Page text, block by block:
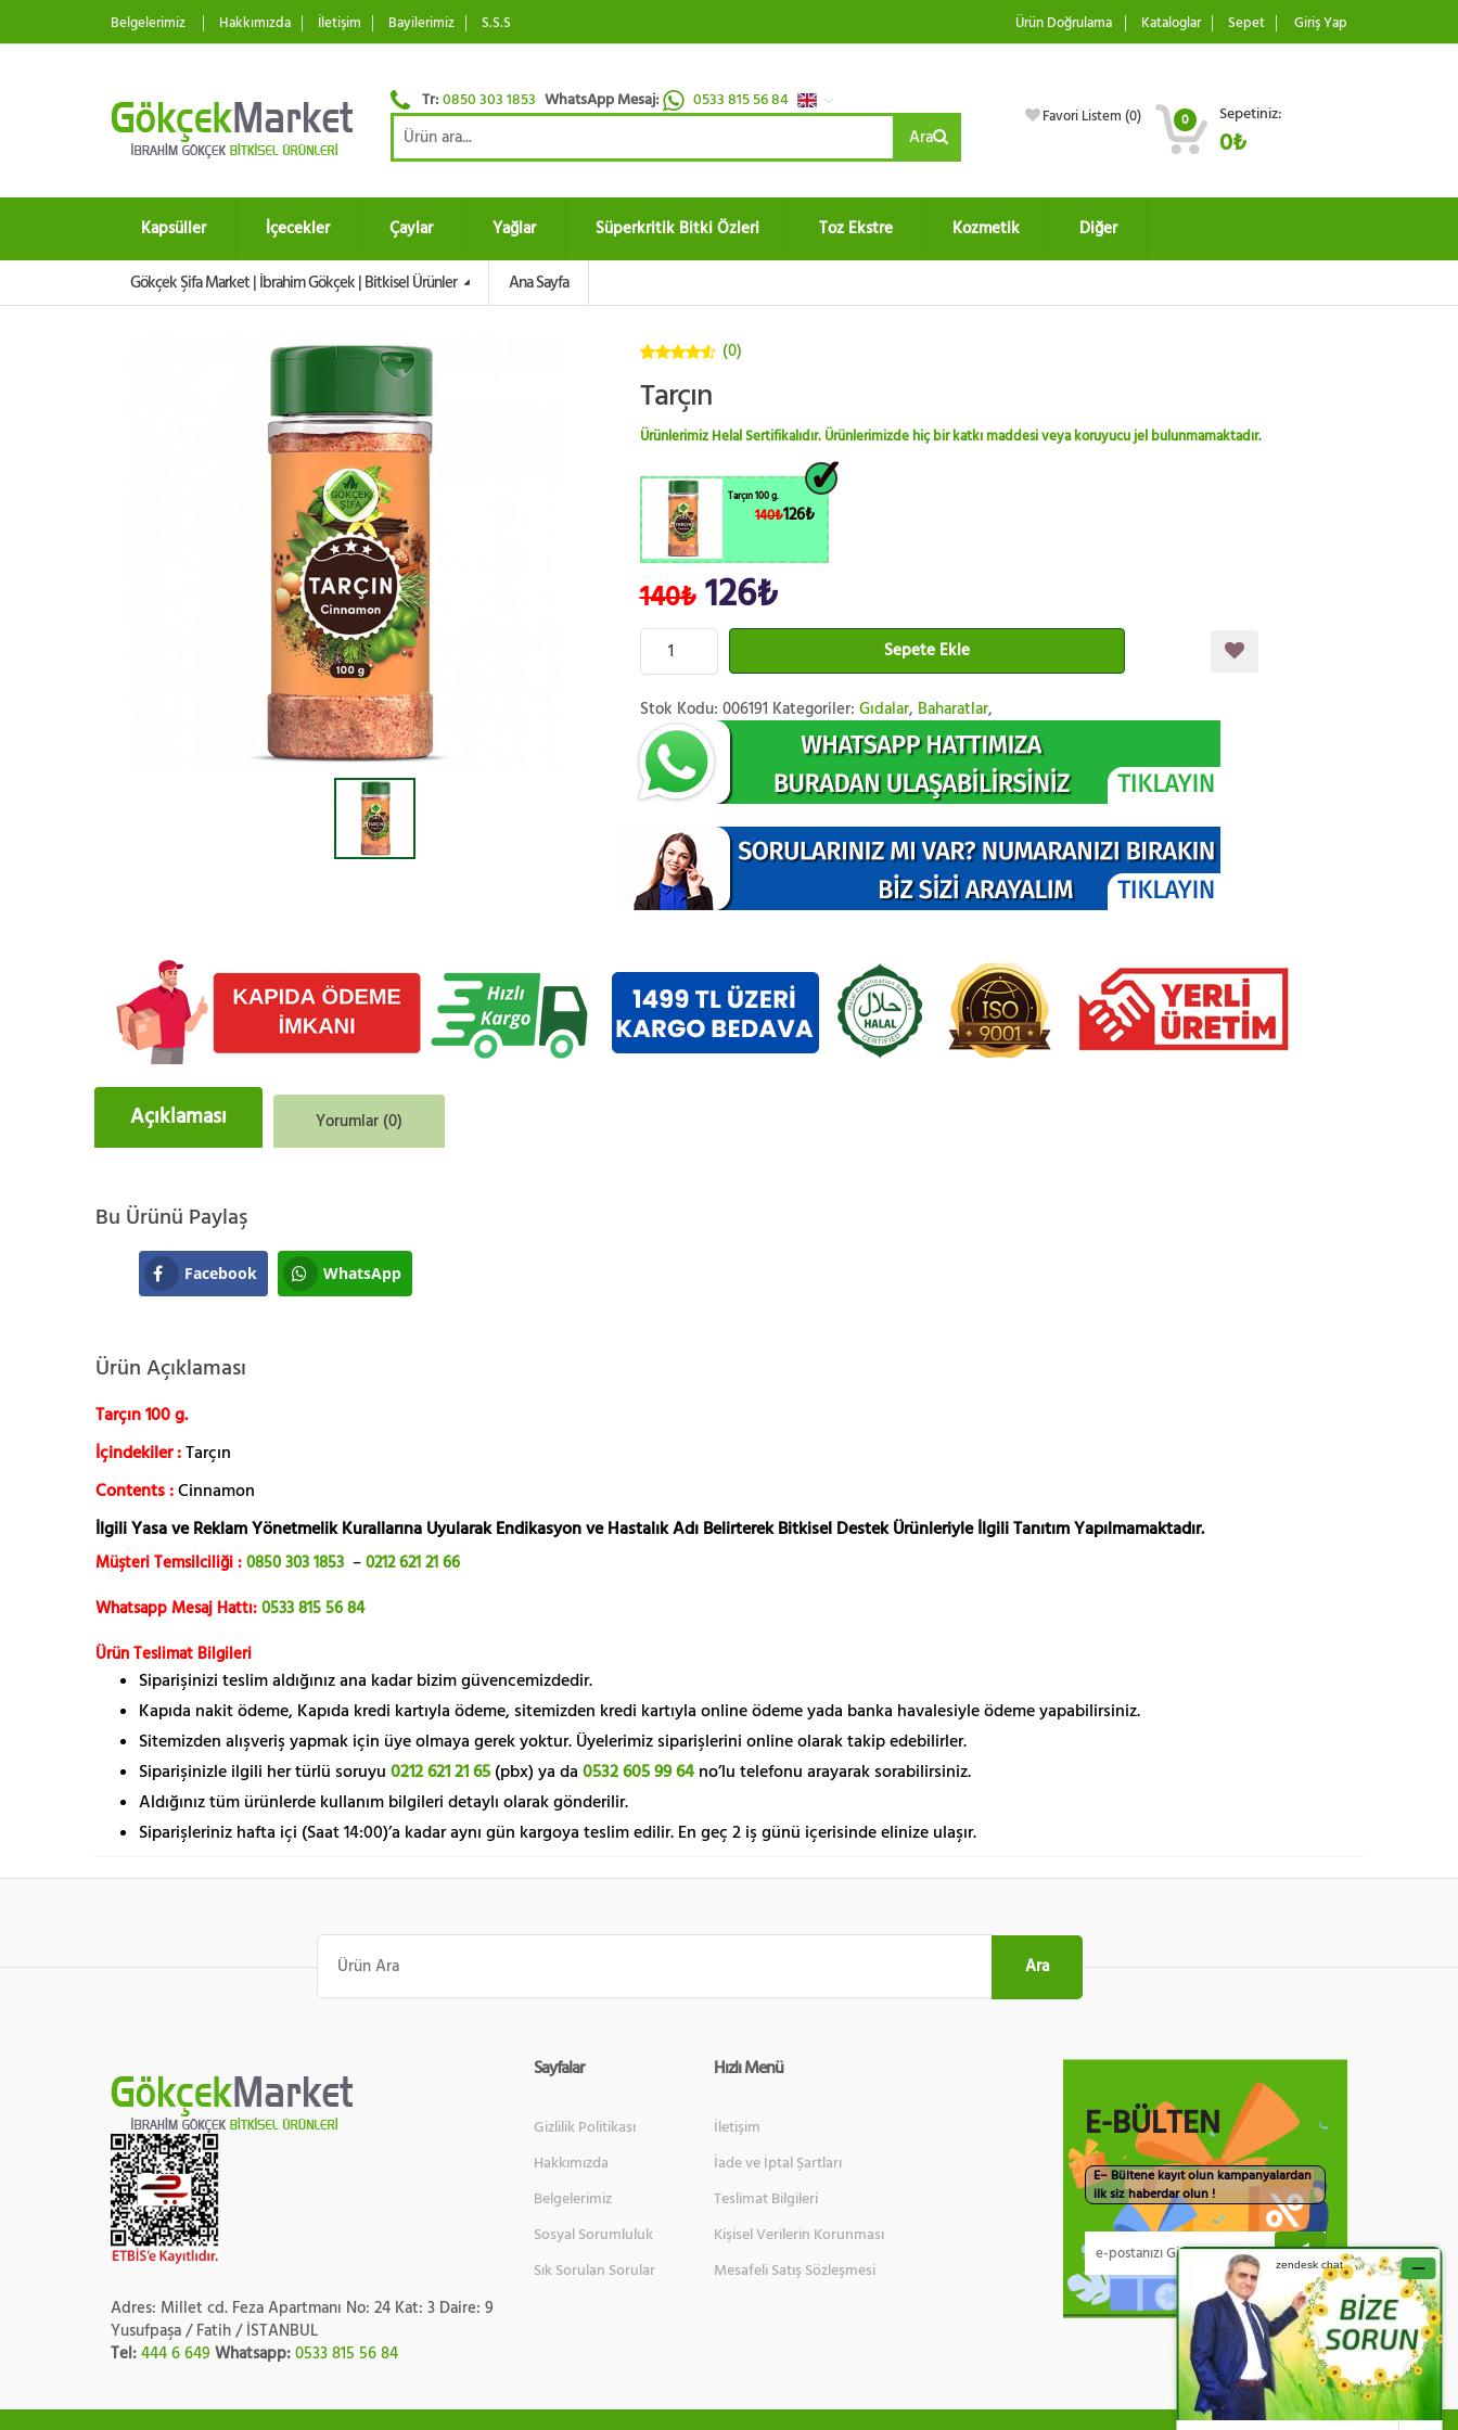
Belgelerimiz Hakkımızda İletişim Bayilerimiz S.S.S Ürün Doğrulama Kataloglar Sepet Giriş Yap
Tr:0850 303 1853 WhatsApp Mesaj: 0533 815 56 84
Ara
Favori Listem (0) 0 Sepetiniz:
0₺
Kapsüller İçecekler Çaylar Yağlar Süperkritik Bitki Özleri Toz Ekstre Kozmetik Diğer
Gökçek Şifa Market | İbrahim Gökçek | Bitkisel Ürünler Ana Sayfa
üzerinden
(0)
Tarçın
Ürünlerimiz Helal Sertifikalıdır. Ürünlerimizde hiç bir katkı maddesi veya koruyucu jel bulunmamaktadır.
Tarçın 100 g.
140₺126₺
140₺126₺
Sepete Ekle
Stok Kodu: 006191 Kategoriler: Gıdalar, Baharatlar,
Açıklaması Yorumlar (0)
Bu Ürünü Paylaş
Facebook WhatsApp
Ürün Açıklaması
Tarçın 100 g.
İçindekiler :Tarçın
Contents :Cinnamon
İlgili Yasa ve Reklam Yönetmelik Kurallarına Uyularak Endikasyon ve Hastalık Adı Belirterek Bitkisel Destek Ürünleriyle İlgili Tanıtım Yapılmamaktadır.
Müşteri Temsilciliği :0850 303 1853 –0212 621 21 66
Whatsapp Mesaj Hattı:0533 815 56 84
Ürün Teslimat Bilgileri
Siparişinizi teslim aldığınız ana kadar bizim güvencemizdedir.
Kapıda nakit ödeme, Kapıda kredi kartıyla ödeme, sitemizden kredi kartıyla online ödeme yada banka havalesiyle ödeme yapabilirsiniz.
Sitemizden alışveriş yapmak için üye olmaya gerek yoktur. Üyelerimiz siparişlerini online olarak takip edebilirler.
Siparişinizle ilgili her türlü soruyu 0212 621 21 65 (pbx) ya da 0532 605 99 64 no’lu telefonu arayarak sorabilirsiniz.
Aldığınız tüm ürünlerde kullanım bilgileri detaylı olarak gönderilir.
Siparişleriniz hafta içi (Saat 14:00)’a kadar aynı gün kargoya teslim edilir. En geç 2 iş günü içerisinde elinize ulaşır.
Ara:
Ara
Adres: Millet cd. Feza Apartmanı No: 24 Kat: 3 Daire: 9
Yusufpaşa / Fatih / İSTANBUL
Tel:444 6 649 Whatsapp:0533 815 56 84
Sayfalar
Gizlilik Politikası
Hakkımızda
Belgelerimiz
Sosyal Sorumluluk
Sık Sorulan Sorular
Hızlı Menü
İletişim
İade ve İptal Şartları
Teslimat Bilgileri
Kişisel Verilerin Korunması
Mesafeli Satış Sözleşmesi
E-BÜLTEN
E– Bültene kayıt olun kampanyalardan
ilk siz haberdar olun !